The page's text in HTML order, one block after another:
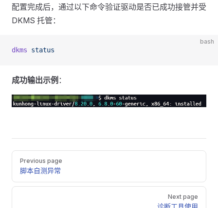
配置完成后，通过以下命令验证驱动是否已成功接管并受
DKMS 托管：
bash
dkms status
成功输出示例 ：
PagerPrevious page
脚本自测异常
Next page
诊断工具使用